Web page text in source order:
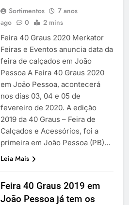
Sortimentos
7 anos
ago
0 2 mins
Feira 40 Graus 2020 Merkator
Feiras e Eventos anuncia data da
feira de calçados em João
Pessoa A Feira 40 Graus 2020
em João Pessoa, acontecerá
nos dias 03, 04 e 05 de
fevereiro de 2020. A edição
2019 da 40 Graus – Feira de
Calçados e Acessórios, foi a
primeira em João Pessoa (PB)…
Leia Mais
Feira 40 Graus 2019 em
João Pessoa já tem os